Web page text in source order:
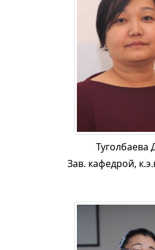
Туголбаева
Зав. кафедрой,